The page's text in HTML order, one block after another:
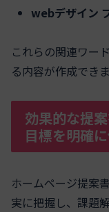
webデザイン
これらの関連ワー
る内容が作成できま
効果的な提
目標を明確
ホームページ提案
実に把握し、課題